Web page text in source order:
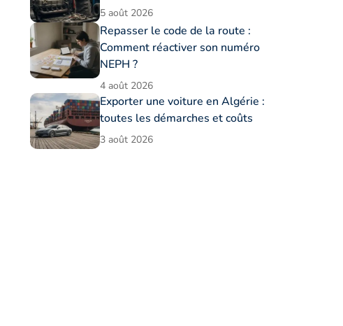
5 août 2026
Repasser le code de la route :
Comment réactiver son numéro
NEPH ?
4 août 2026
Exporter une voiture en Algérie :
toutes les démarches et coûts
3 août 2026